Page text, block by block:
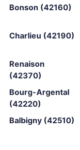
Bonson (42160)
Charlieu (42190)
Renaison
(42370)
Bourg-Argental
(42220)
Balbigny (42510)